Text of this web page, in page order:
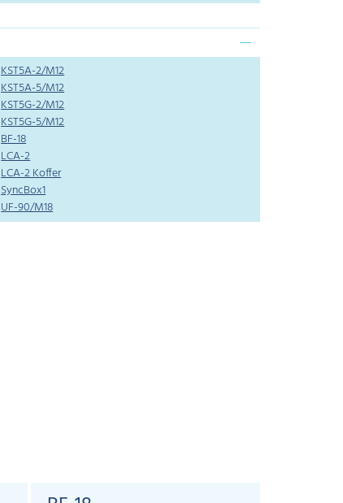
KST5A-2/M12
KST5A-5/M12
KST5G-2/M12
KST5G-5/M12
BF-18
LCA-2
LCA-2 Koffer
SyncBox1
UF-90/M18